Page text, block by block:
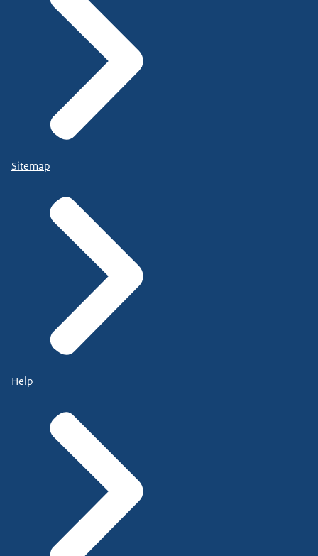
Sitemap
Help